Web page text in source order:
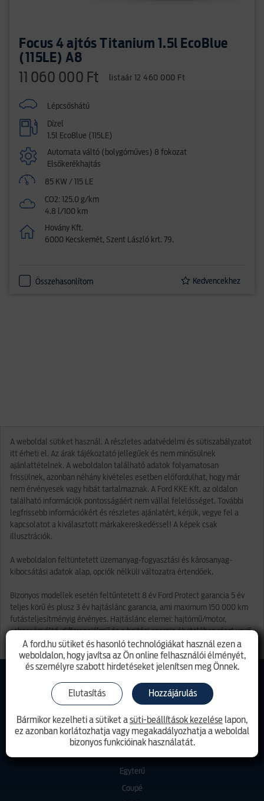
Focus 4 ajtós Titanium 1.5l EcoBlue
(115LE) A8
11 060 000 Ft listaár 12 460 000 Ft
Lépcsőshátú
Dízel
1.5l EcoBlue (115LE)
Automata váltó (bolygóműves) 8 fokozat
Elsőkerékhajtás
85 KW / 115 LE
CO2: 125.0 g/km
4.8 l/100 km
Hovány Kft.
6000 Kecskemét, Szent László krt. 79.
Összehasonlítom Kedvencekhez
A weboldal sütiket használ. A részletes adatvédelmi és sütiszabályzatot
itt érheti el. Az árak tájékoztató jellegűek és nem minősülnek
ajánlattételnek. A weboldalon található adatok folyamatosan
frissülnek, azonban néhány kivételes esetben előfordulhat, hogy már
nem érvényesek vagy hibát tartalmaznak. A Ford KKE Kft. az oldalon
található információk pontosságáért nem vállal felelősséget. További
legfrissebb információkért és részletes ajánlatért, kérjük, vegye fel a
kapcsolatot a kiválasztott márkakereskedéssel! A képek csak
illusztrációk.
A weboldalon feltüntetett üzemanyag-fogyasztási és károsanyag-
kibocsátási adatok alap, opciók nélküli változatra értendőek.
Bizonyos modellek esetén feltűntetett 8 év Ford Protect garancia 5 év
teljes körű és plusz 3 év hajtáslánc garancia, ami maximum 150 000 km
futásteljesítményig érvényes. Hajtáslánc elemei: hajtómű/motor,
sebességváltó, differenciálmű és a hajtási energia átvitelében részt vevő
alkatrészek. Ezen garancia kikötésekhez és feltételekhez kötött.
Kivitel
Ferdehátú
Lépcsőshátú
Kombi
Egyterű
Coupé
A ford.hu sütiket és hasonló technológiákat használ ezen a
weboldalon, hogy javítsa az Ön online felhasználói élményét,
és személyre szabott hirdetéseket jelenítsen meg Önnek.
Elutasítás Hozzájárulás
Bármikor kezelheti a sütiket asüti-beállítások kezelése lapon,
ez azonban korlátozhatja vagy megakadályozhatja a weboldal
bizonyos funkcióinak használatát.